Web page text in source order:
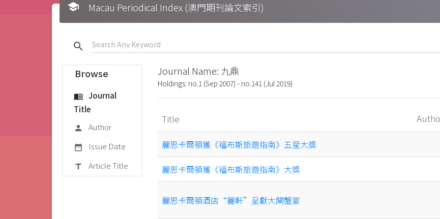
school Macau Periodical Index (澳門期刊論文索引)
search
Browse
menu_book
Journal
Title
person Author
date_range Issue Date
title Article Title
Journal Name: 九鼎
Holdings: no.1 (Sep 2007) - no.141 (Jul 2019)
Title
麗思卡爾頓獲《福布斯旅遊指南》五星大獎
麗思卡爾頓獲《福布斯旅遊指南》大獎
麗思卡爾頓酒店“麗軒”呈獻大閘蟹宴